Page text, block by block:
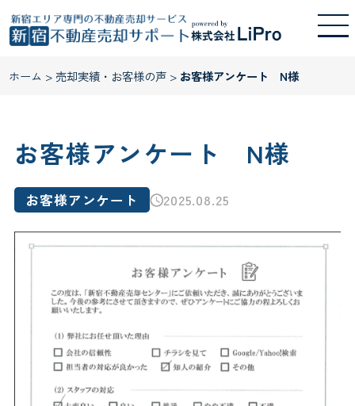
ホーム > 売却実績・お客様の声 > お客様アンケート N様
お客様アンケート N様
お客様アンケート 2025.08.25